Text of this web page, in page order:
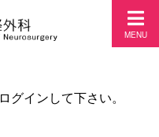
MENU
グインして下さい。